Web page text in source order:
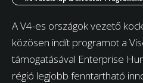
A V4-es országok vezető
közösen indít programot a
támogatásával Enterprise
régió legjobb fenntartható